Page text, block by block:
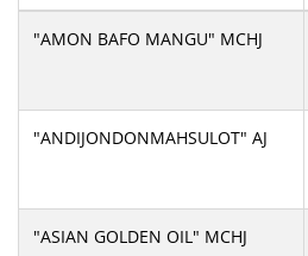
АО Ок олтин ДОН Махсулотлари
ООО BESHARIQ CRUSHER
Самарканд Дон
Ф/Х SIYOB SHAVKAT ORZU
ЧП ASR SHINING GOLDEN
"AMON BAFO MANGU" MCHJ
"ANDIJONDONMAHSULOT" AJ
"ASIAN GOLDEN OIL" MCHJ